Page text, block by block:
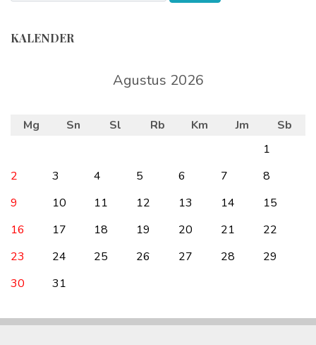
KALENDER
Agustus 2026
Mg Sn Sl Rb Km Jm
Sb
1
2
3 4 5 6 7
8
9
10 11 12 13 14
15
16
17 18 19 20 21
22
23
24 25 26 27 28
29
30
31